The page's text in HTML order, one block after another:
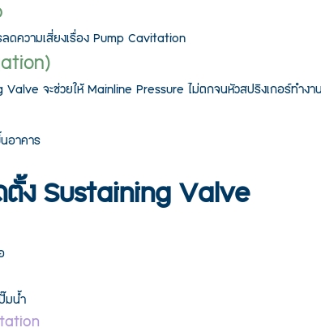
ดความเสี่ยงเรื่อง Pump Cavitation
Valve จะช่วยให้ Mainline Pressure ไม่ตกจนหัวสปริงเกอร์ทำง
อาคาร
ง Sustaining Valve
มน้ำ